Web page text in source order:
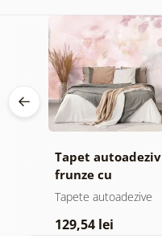
Tapet autoadeziv
frunze cu
atingere
Tapete autoadezive
129,54 lei